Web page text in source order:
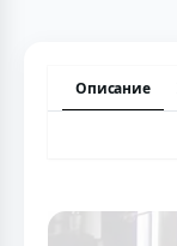
Описание